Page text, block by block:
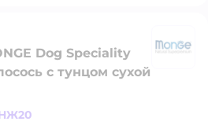
Dog Speciality
с тунцом сухой